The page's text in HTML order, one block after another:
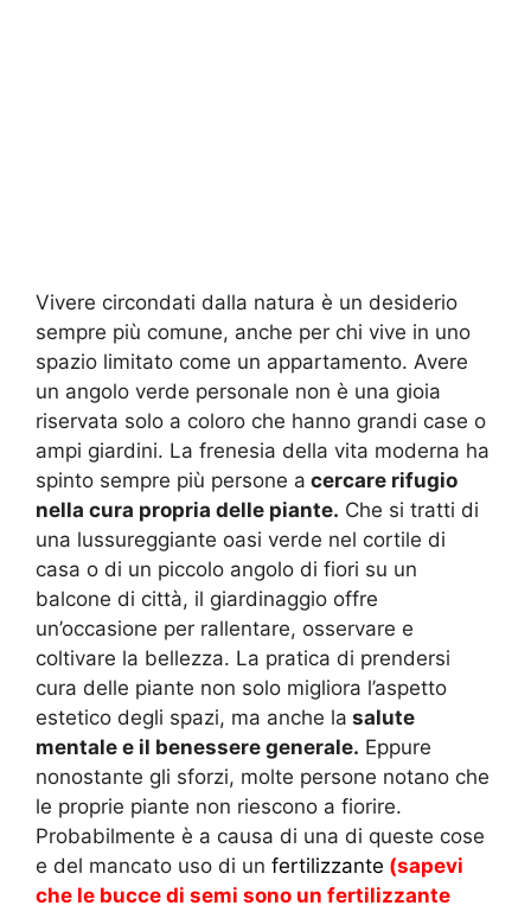
Vivere circondati dalla natura è un desiderio
sempre più comune, anche per chi vive in uno
spazio limitato come un appartamento. Avere
un angolo verde personale non è una gioia
riservata solo a coloro che hanno grandi case o
ampi giardini. La frenesia della vita moderna ha
spinto sempre più persone a cercare rifugio
nella cura propria delle piante. Che si tratti di
una lussureggiante oasi verde nel cortile di
casa o di un piccolo angolo di fiori su un
balcone di città, il giardinaggio offre
un’occasione per rallentare, osservare e
coltivare la bellezza. La pratica di prendersi
cura delle piante non solo migliora l’aspetto
estetico degli spazi, ma anche la salute
mentale e il benessere generale. Eppure
nonostante gli sforzi, molte persone notano che
le proprie piante non riescono a fiorire.
Probabilmente è a causa di una di queste cose
e del mancato uso di un fertilizzante (sapevi
che le bucce di semi sono un fertilizzante